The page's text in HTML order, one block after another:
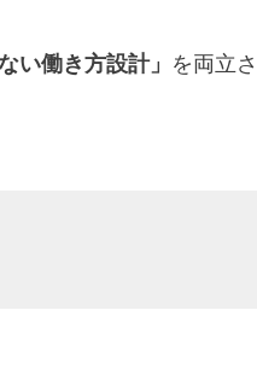
い働き方設計」
を両立